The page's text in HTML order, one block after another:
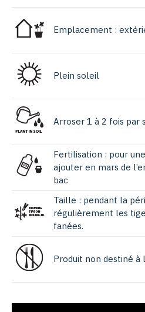
Emplacement :
Plein soleil
Arroser 1 à 2 fois par
Fertilisation : pour
ajouter en mars de
bac
Taille : pendant la
régulièrement les
fanées.
Produit non destiné à